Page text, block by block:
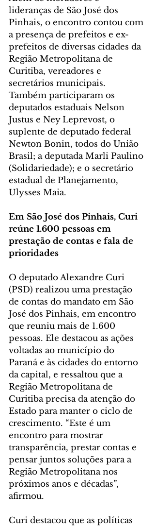
lideranças de São José dos
Pinhais, o encontro contou com
a presença de prefeitos e ex-
prefeitos de diversas cidades da
Região Metropolitana de
Curitiba, vereadores e
secretários municipais.
Também participaram os
deputados estaduais Nelson
Justus e Ney Leprevost, o
suplente de deputado federal
Newton Bonin, todos do União
Brasil; a deputada Marli Paulino
(Solidariedade); e o secretário
estadual de Planejamento,
Ulysses Maia.
Em São José dos Pinhais, Curi
reúne 1.600 pessoas em
prestação de contas e fala de
prioridades
O deputado Alexandre Curi
(PSD) realizou uma prestação
de contas do mandato em São
José dos Pinhais, em encontro
que reuniu mais de 1.600
pessoas. Ele destacou as ações
voltadas ao município do
Paraná e às cidades do entorno
da capital, e ressaltou que a
Região Metropolitana de
Curitiba precisa da atenção do
Estado para manter o ciclo de
crescimento. “Este é um
encontro para mostrar
transparência, prestar contas e
pensar juntos soluções para a
Região Metropolitana nos
próximos anos e décadas”,
afirmou.
Curi destacou que as políticas